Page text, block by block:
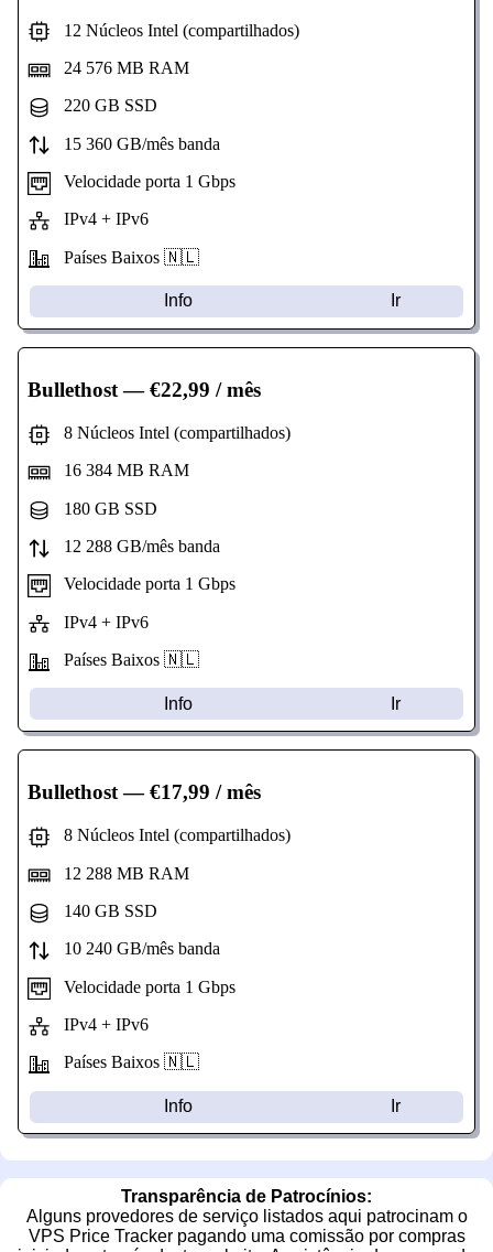
12 Núcleos Intel (compartilhados)
24 576 MB RAM
220 GB SSD
15 360 GB/mês banda
Velocidade porta 1 Gbps
IPv4 + IPv6
Países Baixos 🇳🇱
Info Ir
Bullethost— €22,99 / mês
8 Núcleos Intel (compartilhados)
16 384 MB RAM
180 GB SSD
12 288 GB/mês banda
Velocidade porta 1 Gbps
IPv4 + IPv6
Países Baixos 🇳🇱
Info Ir
Bullethost— €17,99 / mês
8 Núcleos Intel (compartilhados)
12 288 MB RAM
140 GB SSD
10 240 GB/mês banda
Velocidade porta 1 Gbps
IPv4 + IPv6
Países Baixos 🇳🇱
Info Ir
Transparência de Patrocínios:
Alguns provedores de serviço listados aqui patrocinam o
VPS Price Tracker pagando uma comissão por compras